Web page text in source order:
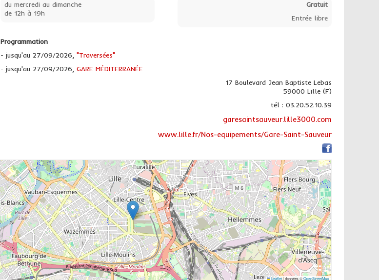
du mercredi au dimanche
de 12h à 19h
Gratuit
Entrée libre
Programmation
- jusqu'au 27/09/2026,"Traversées"
- jusqu'au 27/09/2026,GARE MÉDITERRANÉE
17 Boulevard Jean Baptiste Lebas
59000 Lille (F)
tél : 03.20.52.10.39
garesaintsauveur.lille3000.com
www.lille.fr/Nos-equipements/Gare-Saint-Sauveur
Leaflet|données ©OpenStreetMap